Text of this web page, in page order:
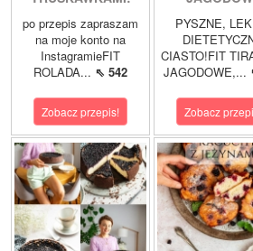
po przepis zapraszam
na moje konto na
InstagramieFIT
ROLADA... ⇖ 542
Zobacz przepis!
PYSZNE,
CIASTO!FIT
JAGODOWE,...
Zobacz